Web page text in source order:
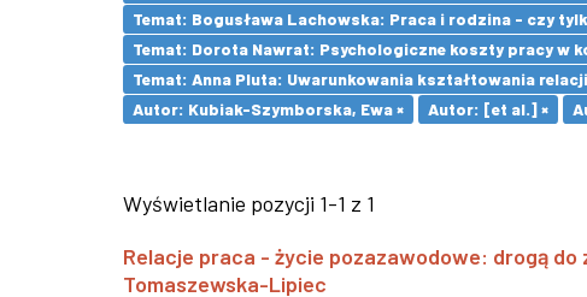
Temat: Bogusława Lachowska: Praca i rodzina - czy
Temat: Dorota Nawrat: Psychologiczne koszty pracy w
Temat: Anna Pluta: Uwarunkowania kształtowania
Autor: Kubiak-Szymborska, Ewa ×
Autor: [et al.] ×
Wyświetlanie pozycji 1-1 z 1
Relacje praca - życie pozazawodowe: drogą
Tomaszewska-Lipiec